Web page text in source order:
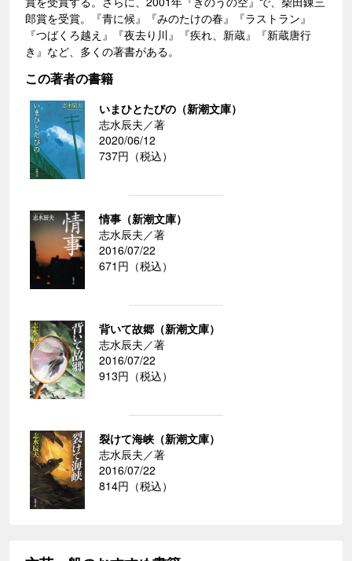
郎賞を受賞。『青に候』『みのたけの春』『ラストラン』
『つばくろ越え』『夜去り川』『疾れ、新蔵』『新蔵唐行
き』など、多くの著書がある。
この著者の書籍
いまひとたびの（新潮文庫）
志水辰夫／著
2020/06/12
737円（税込）
情事（新潮文庫）
志水辰夫／著
2016/07/22
671円（税込）
背いて故郷（新潮文庫）
志水辰夫／著
2016/07/22
913円（税込）
裂けて海峡（新潮文庫）
志水辰夫／著
2016/07/22
814円（税込）